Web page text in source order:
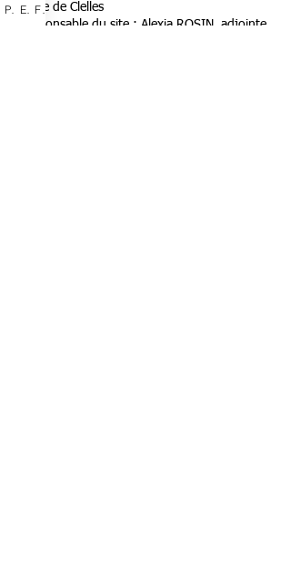
maire de Clelles
Responsable du site : Alexia ROSIN, adjointe
Phone Email Facebook